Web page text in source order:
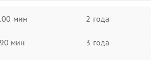
мин 2 года
90 мин 3 года